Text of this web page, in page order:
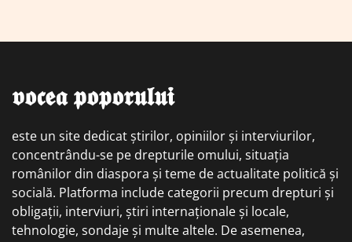
𝖛𝖔𝖈𝖊𝖆 𝖕𝖔𝖕𝖔𝖗𝖚𝖑𝖚𝖎
este un site dedicat știrilor, opiniilor și interviurilor,
concentrându-se pe drepturile omului, situația
românilor din diaspora și teme de actualitate politică și
socială. Platforma include categorii precum drepturi și
obligații, interviuri, știri internaționale și locale,
tehnologie, sondaje și multe altele. De asemenea,